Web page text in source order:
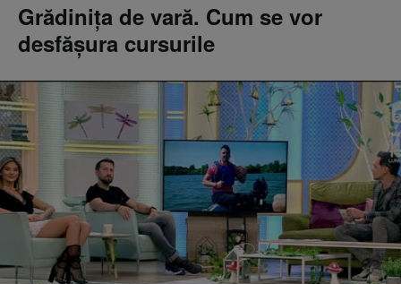
Grădinița de vară. Cum se vor
desfășura cursurile